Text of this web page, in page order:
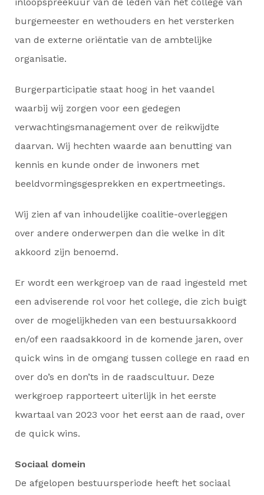
burgemeester en wethouders en het versterken
van de externe oriëntatie van de ambtelijke
organisatie.
Burgerparticipatie staat hoog in het vaandel
waarbij wij zorgen voor een gedegen
verwachtingsmanagement over de reikwijdte
daarvan. Wij hechten waarde aan benutting van
kennis en kunde onder de inwoners met
beeldvormingsgesprekken en expertmeetings.
Wij zien af van inhoudelijke coalitie-overleggen
over andere onderwerpen dan die welke in dit
akkoord zijn benoemd.
Er wordt een werkgroep van de raad ingesteld met
een adviserende rol voor het college, die zich buigt
over de mogelijkheden van een bestuursakkoord
en/of een raadsakkoord in de komende jaren, over
quick wins in de omgang tussen college en raad en
over do’s en don’ts in de raadscultuur. Deze
werkgroep rapporteert uiterlijk in het eerste
kwartaal van 2023 voor het eerst aan de raad, over
de quick wins.
Sociaal domein
De afgelopen bestuursperiode heeft het sociaal